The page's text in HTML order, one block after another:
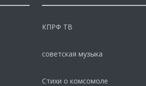
КПРФ ТВ
советская музыка
Стихи о комсомоле